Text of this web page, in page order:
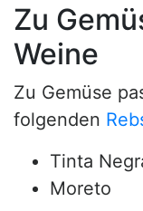
Zu
Weine
Zu Gemüse
folgenden
Tinta
Moreto